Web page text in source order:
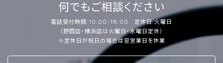
何でもご相談ください
電話受付時間:10:00-18:00 定休日:火曜日
（野田店・横浜店は火曜日・水曜日定休）
※定休日が祝日の場合は翌営業日を休業